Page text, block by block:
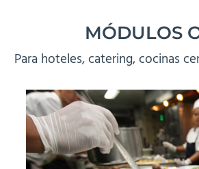
MÓDULOS
Para hoteles, catering, cocinas